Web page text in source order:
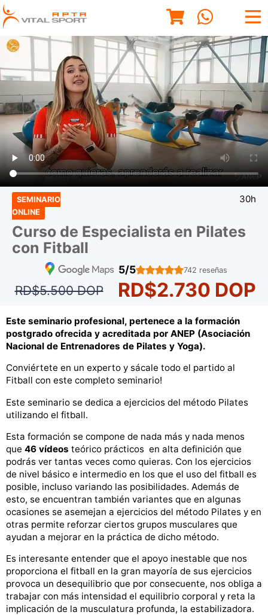
SEMINARIO
ONLINE
30h
Curso de Especialista en Pilates
con Fitball
5/5 742 reseñas
RD$5.500 DOP RD$2.730 DOP
Este seminario profesional, pertenece a la formación
postgrado ofrecida y acreditada por ANEP (Asociación
Nacional de Entrenadores de Pilates y Yoga).
Conviértete en un experto y sácale todo el partido al
Fitball con este completo seminario!
Este seminario se dedica a ejercicios del método Pilates
utilizando el fitball.
Esta formación se compone de nada más y nada menos
que 46 vídeos teórico prácticos en alta definición que
podrás ver tantas veces como quieras. Con los ejercicios
de nivel básico e intermedio en los que el uso del fitball es
posible, incluso variando las posibilidades. Además de
esto, se encuentran también variantes que en algunas
ocasiones se asemejan a ejercicios del método Pilates y en
otras permite reforzar ciertos grupos musculares que
ayudan a mejorar en la práctica de dicho método.
Es interesante entender que el apoyo inestable que nos
proporciona el fitball en la gran mayoría de sus ejercicios
provoca un desequilibrio que por consecuente, nos obliga a
trabajar con más intensidad el equilibrio corporal y reta la
implicación de la musculatura profunda, la estabilizadora.